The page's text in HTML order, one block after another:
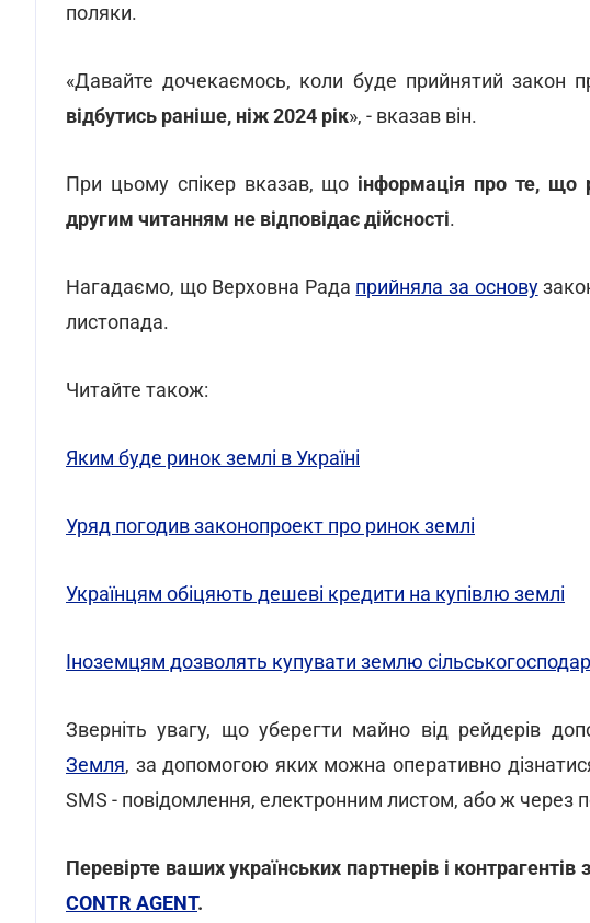
поляки.
«Давайте дочекаємось, коли буде прийнятий закон
відбутись раніше, ніж 2024 рік», - вказав він.
При цьому спікер вказав, що інформація про те, що
другим читанням не відповідає дійсності.
Нагадаємо, що Верховна Рада прийняла за основу
листопада.
Читайте також:
Яким буде ринок землі в Україні
Уряд погодив законопроект про ринок землі
Українцям обіцяють дешеві кредити на купівлю землі
Іноземцям дозволять купувати землю
Зверніть увагу, що уберегти майно від рейдерів
Земля, за допомогою яких можна оперативно
SMS - повідомлення, електронним листом, або ж через
Перевірте ваших українських партнерів і
CONTR AGENT.